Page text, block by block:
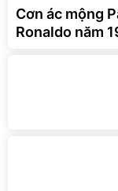
Cơn ác mộng
Ronaldo năm